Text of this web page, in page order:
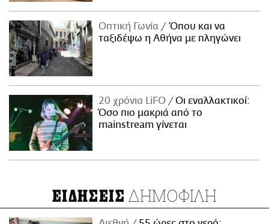
Οπτική Γωνία
Όπου και να
ταξιδέψω η Αθήνα με πληγώνει
20 χρόνια LiFO
Οι εναλλακτικοί:
Όσο πιο μακριά από το
mainstream γίνεται
ΕΙΔΗΣΕΙΣ ΔΗΜΟΦΙΛΗ